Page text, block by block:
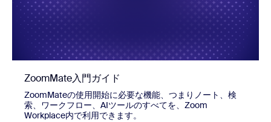
ZoomMate入門ガイド
ZoomMateの使用開始に必要な機能、つまりノート、検
索、ワークフロー、AIツールのすべてを、Zoom
Workplace内で利用できます。